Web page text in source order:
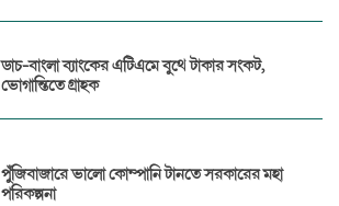
ডাচ-বাংলা ব্যাংকের এটিএমে বুথে টাকার সংকট,
ভোগান্তিতে গ্রাহক
পুঁজিবাজারে ভালো কোম্পানি টানতে সরকারের মহা
পরিকল্পনা